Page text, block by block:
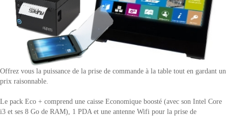
Offrez vous la puissance de la prise de commande à la table tout en gardant un
prix raisonnable.
Le pack Eco + comprend une caisse Economique boosté (avec son Intel Core
i3 et ses 8 Go de RAM), 1 PDA et une antenne Wifi pour la prise de